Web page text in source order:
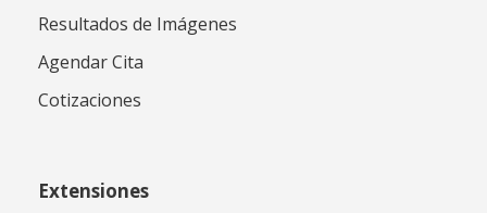
Resultados de Imágenes
Agendar Cita
Cotizaciones
Extensiones